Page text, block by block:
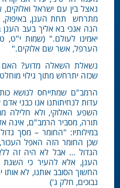
נאצל בין עם ישראל
מתרחש תחת הענן, באיפוק,
הנה אנכי בא אליך בעב
יאמינו לעולם." (שמות
הערפל, אשר שם אלוקים."
נשאלת השאלה מדוע? האם
שכזה יתרחש מתוך גילוי
הרמב"ם שמתייחס לנושא
עדות לנחיתותנו אנו כבני
השפע האלוקי, ולא חלילה
תורה, מסביר הרמב"ם, אינה
במילותיו: "החומר – מסך
שכן החומר הזה האפל
הגדול … אבל לא היה זה
הענן, אלא להעיר כי
החשוך הסובב אותנו, לא אותו
נבוכים, חלק ג')